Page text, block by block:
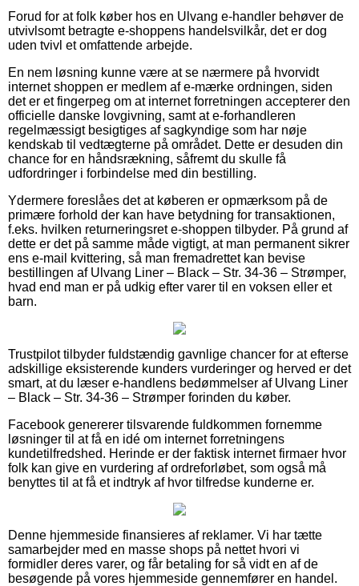
Forud for at folk køber hos en Ulvang e-handler behøver de
utvivlsomt betragte e-shoppens handelsvilkår, det er dog
uden tvivl et omfattende arbejde.
En nem løsning kunne være at se nærmere på hvorvidt
internet shoppen er medlem af e-mærke ordningen, siden
det er et fingerpeg om at internet forretningen accepterer den
officielle danske lovgivning, samt at e-forhandleren
regelmæssigt besigtiges af sagkyndige som har nøje
kendskab til vedtægterne på området. Dette er desuden din
chance for en håndsrækning, såfremt du skulle få
udfordringer i forbindelse med din bestilling.
Ydermere foreslåes det at køberen er opmærksom på de
primære forhold der kan have betydning for transaktionen,
f.eks. hvilken returneringsret e-shoppen tilbyder. På grund af
dette er det på samme måde vigtigt, at man permanent sikrer
ens e-mail kvittering, så man fremadrettet kan bevise
bestillingen af Ulvang Liner – Black – Str. 34-36 – Strømper,
hvad end man er på udkig efter varer til en voksen eller et
barn.
Trustpilot tilbyder fuldstændig gavnlige chancer for at efterse
adskillige eksisterende kunders vurderinger og herved er det
smart, at du læser e-handlens bedømmelser af Ulvang Liner
– Black – Str. 34-36 – Strømper forinden du køber.
Facebook genererer tilsvarende fuldkommen fornemme
løsninger til at få en idé om internet forretningens
kundetilfredshed. Herinde er der faktisk internet firmaer hvor
folk kan give en vurdering af ordreforløbet, som også må
benyttes til at få et indtryk af hvor tilfredse kunderne er.
Denne hjemmeside finansieres af reklamer. Vi har tætte
samarbejder med en masse shops på nettet hvori vi
formidler deres varer, og får betaling for så vidt en af de
besøgende på vores hjemmeside gennemfører en handel.